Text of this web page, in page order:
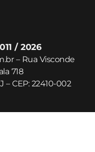
/ 2026
– Rua Visconde
718
– CEP: 22410-002